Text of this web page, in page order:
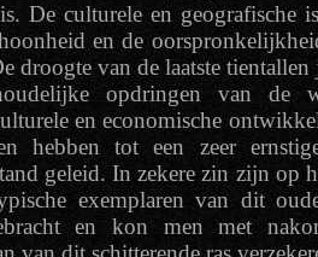
De culturele en geografische
en de
droogte van de laatste
opdringen van de
en economische
hebben tot een zeer
geleid. In zekere zin zijn op
exemplaren van dit
en kon men met